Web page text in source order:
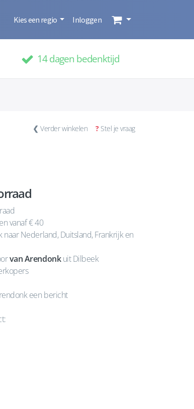
Kies een regio Inloggen
14 dagen bedenktijd
❮ Verder winkelen ? Stel je vraag
vanaf € 40
naar Nederland, Duitsland, Frankrijk en
van Arendonkuit Dilbeek
een bericht